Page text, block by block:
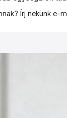
Írj nekünk e-